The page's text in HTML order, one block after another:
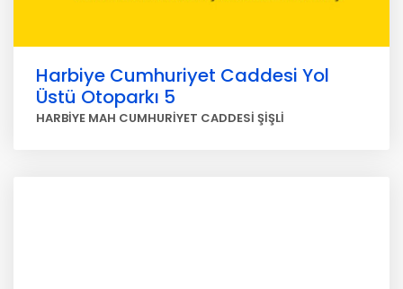
Harbiye Cumhuriyet Caddesi Yol
Üstü Otoparkı 5
HARBİYE MAH CUMHURİYET CADDESİ ŞİŞLİ